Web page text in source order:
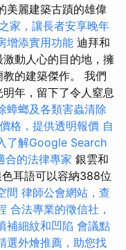
美麗建築古蹟的雄偉
家，讓長者安享晚年
增添實用功能 迪拜和
動人心的目的地，擁
的建築傑作。 我們
年，留下了令人窒息
蟑螂及各類害蟲清除
格，提供透明報價 自
了解Google Search
合的法律專家 銀雲和
耳語可以容納388位
間 律師公會網站，查
合法專業的徵信社，
補細紋和凹陷 會議點
選外燴推薦，助您找